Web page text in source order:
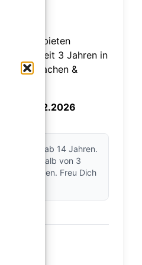
Scooter, bieten
seit 3 Jahren in
Mitmachen &
am 31.12.2026
ab 14 Jahren.
innerhalb von 3
werden. Freu Dich